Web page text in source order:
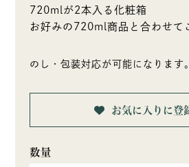
720mlが2本入る化粧箱
お好みの720ml商品と合わせて
のし・包装対応が可能になります。
お気に入りに登